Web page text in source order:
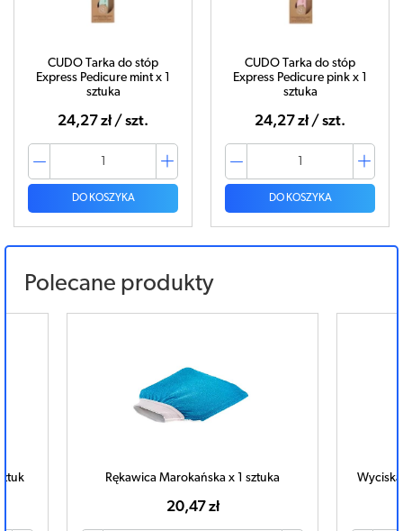
CUDO Tarka do stóp
Express Pedicure mint x 1
sztuka
24,27 zł / szt.
DO KOSZYKA
CUDO Tarka do stóp
Express Pedicure pink x 1
sztuka
24,27 zł / szt.
DO KOSZYKA
Polecane produkty
Rękawica Marokańska x 1 sztuka
20,47 zł